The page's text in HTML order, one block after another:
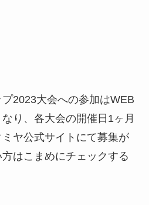
2023大会への参加はWEB
り、各大会の開催日1ヶ月
ヤ公式サイトにて募集が
はこまめにチェックする